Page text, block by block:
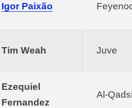
Igor Paixão
Tim Weah Juve
Ezequiel
Fernandez
Al-